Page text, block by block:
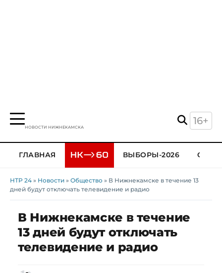
НОВОСТИ НИЖНЕКАМСКА
16+
ГЛАВНАЯ ВЫБОРЫ-2026
НТР 24 » Новости » Общество » В Нижнекамске в течение 13
дней будут отключать телевидение и радио
В Нижнекамске в течение
13 дней будут отключать
телевидение и радио